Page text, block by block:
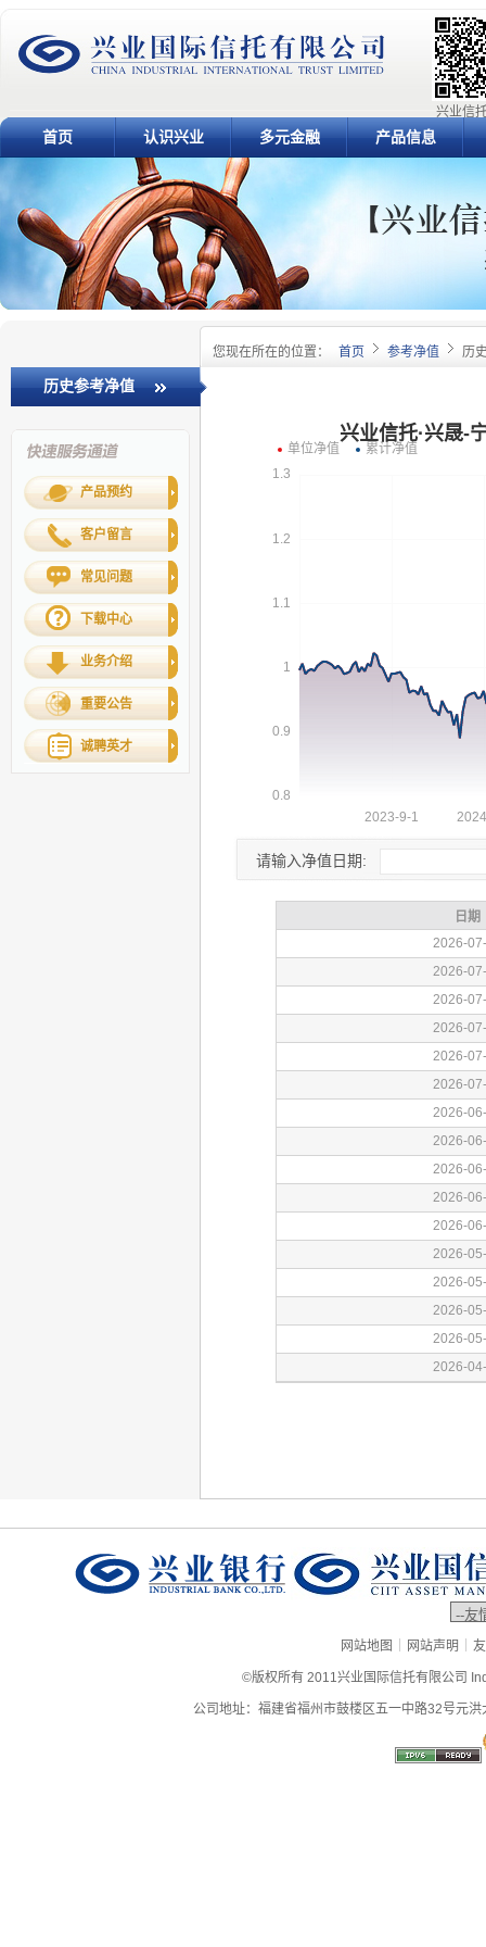
兴业信
首页 认识兴业 多元金融 产品信息
您现在所在的位置： 首页 参考净值 历
历史参考净值
产品预约
客户留言
常见问题
下载中心
业务介绍
重要公告
诚聘英才
请输入净值日期:
网站地图 | 网站声明 |
©版权所有 2011兴业国际信托有限公司
公司地址：福建省福州市鼓楼区五一中路32号元